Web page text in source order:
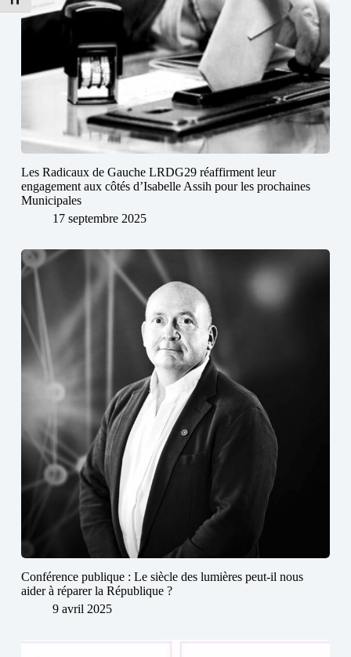
Les Radicaux de Gauche LRDG29 réaffirment leur
engagement aux côtés d’Isabelle Assih pour les prochaines
Municipales
17 septembre 2025
Conférence publique : Le siècle des lumières peut-il nous
aider à réparer la République ?
9 avril 2025